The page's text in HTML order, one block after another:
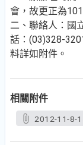
會，故更正為
二、聯絡人：國
話：(03)328-
料詳如附件。
相關附件
2012-11-8-